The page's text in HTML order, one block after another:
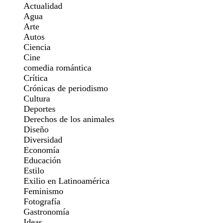
Actualidad
Agua
Arte
Autos
Ciencia
Cine
comedia romántica
Crítica
Crónicas de periodismo
Cultura
Deportes
Derechos de los animales
Diseño
Diversidad
Economía
Educación
Estilo
Exilio en Latinoamérica
Feminismo
Fotografía
Gastronomía